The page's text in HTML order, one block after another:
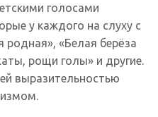
голосами
у каждого на слуху с
родная», «Белая берёза
рощи голы» и другие.
выразительностью